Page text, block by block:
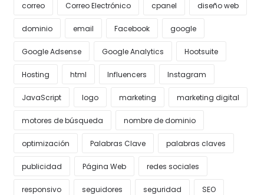
correo Correo Electrónico cpanel diseño web
dominio email Facebook google
Google Adsense Google Analytics Hootsuite
Hosting html Influencers Instagram
JavaScript logo marketing marketing digital
motores de búsqueda nombre de dominio
optimización Palabras Clave palabras claves
publicidad Página Web redes sociales
responsivo seguidores seguridad SEO